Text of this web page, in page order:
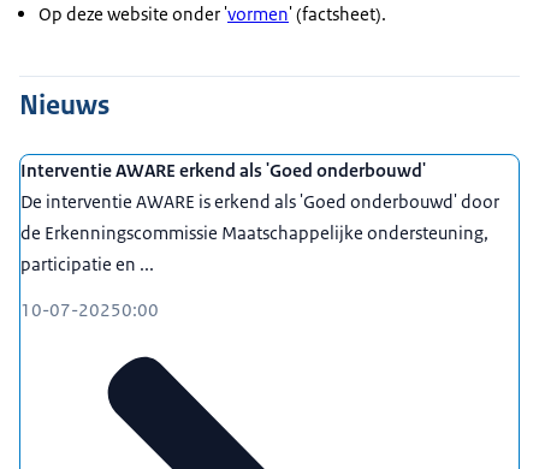
Op deze website onder 'vormen' (factsheet).
Nieuws
Interventie AWARE erkend als 'Goed onderbouwd'
De interventie AWARE is erkend als 'Goed onderbouwd' door
de Erkenningscommissie Maatschappelijke ondersteuning,
participatie en ...
10-07-20250:00